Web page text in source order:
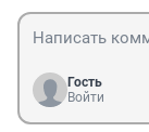
Гость
Войти